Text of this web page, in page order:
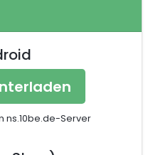
ns.10be.de-Server